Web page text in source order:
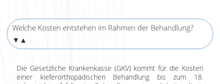
Welche Kosten entstehen im Rahmen der Behandlung?
▼▲
Die Gesetzliche Krankenkasse (GKV) kommt für die Kosten
einer kieferorthopädischen Behandlung bis zum 18.